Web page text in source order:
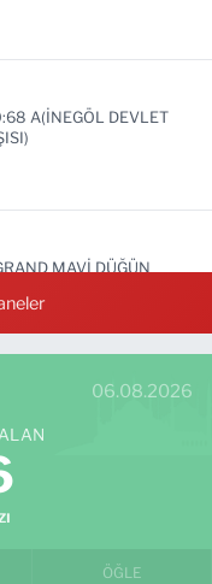
A(İNEGÖL DEVLET
MAVİ DÜĞÜN
06.08.2026
ÖĞLE